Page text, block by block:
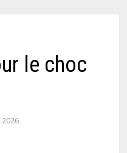
le choc